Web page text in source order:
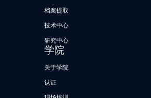
档案提取
技术中心
研究中心
学院
关于学院
认证